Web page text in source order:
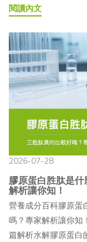
利，早期研究與臨床
開始應用於部分注射
的討論度。在臺灣，
若作為食品原料使
PDRN 的作用機制介
可能透過作用於
泌。另一項研究方
能成為細胞代謝與
麼是 A2A 腺苷受體
組織。需要注意的是
試驗為主，口服
也有待更多研究持
魚精巢 DNA（
訊、選擇適合自己的
外泌體與膠原蛋白保
意事項有哪些？05喝
邊！06喝的、口服
到近年受到關注的醫
常見的療程之外，
健食品，兩者究竟
本文將帶大家認識
意的方向，幫助你
式！ 麗珠蘭是什麼
PharmaResearch
PN（Polynucleotide
及相關製程處理後，
需求評估並執行，
PN 和 PDRN 有什麼
閱讀內文
2026-07-28
膠原蛋白胜肽是
解析讓你知！
營養成分百科膠原蛋
嗎？專家解析讓你知
篇解析水解膠原蛋白